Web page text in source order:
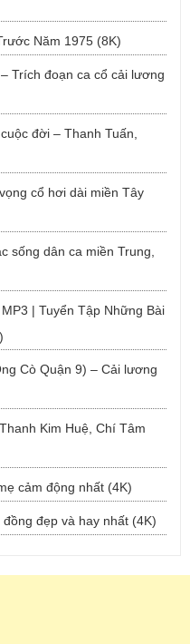
Năm 1975 (8K)
Trích đoạn ca cổ cải lương
đời – Thanh Tuấn,
cổ hơi dài miền Tây
sống dân ca miền Trung,
| Tuyển Tập Những Bài
Cò Quận 9) – Cải lương
Kim Huệ, Chí Tâm
cảm động nhất (4K)
đẹp và hay nhất (4K)